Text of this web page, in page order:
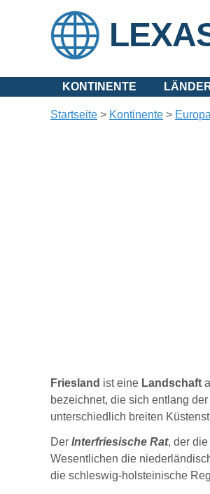
KONTINENTE
Startseite > Kontinente > Europa
Friesland ist eine Landschaft
bezeichnet, die sich entlang
unterschiedlich breiten
Der Interfriesische Rat, der
Wesentlichen die
die schleswig-holsteinische